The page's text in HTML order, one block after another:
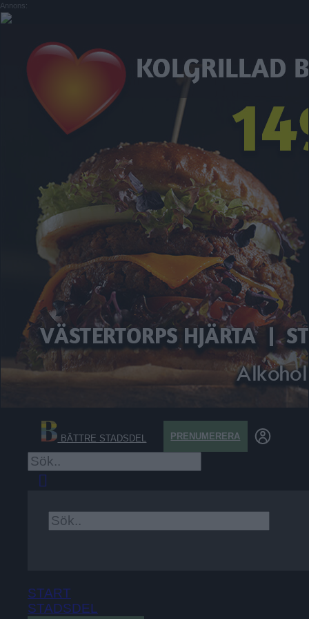
Annons:
BÄTTRE STADSDEL PRENUMERERA
START
STADSDEL